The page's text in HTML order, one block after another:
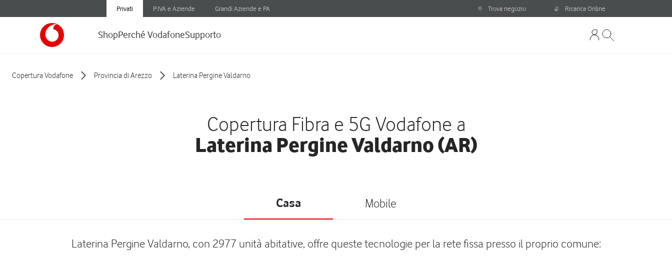
Privati P.IVA e Aziende Grandi Aziende e PA Trova negozio Ricarica Online
ShopPerché VodafoneSupporto
Copertura Vodafone Provincia di Arezzo Laterina Pergine Valdarno
Copertura Fibra e 5G Vodafone a
Laterina Pergine Valdarno (AR)
Casa Mobile
Laterina Pergine Valdarno, con 2977 unità abitative, offre queste tecnologie per la rete fissa presso il proprio comune: